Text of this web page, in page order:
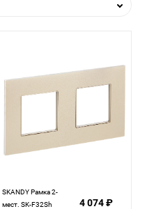
SKANDY Рамка 2-
мест. SK-F32Sh
4 074 ₽